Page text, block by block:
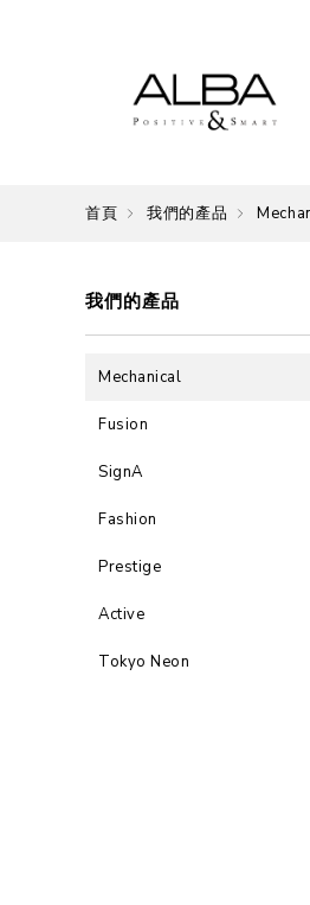
首頁 我們的產品
我們的產品
Mechanical
Fusion
SignA
Fashion
Prestige
Active
Tokyo Neon